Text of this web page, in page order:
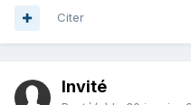
Citer
Invité